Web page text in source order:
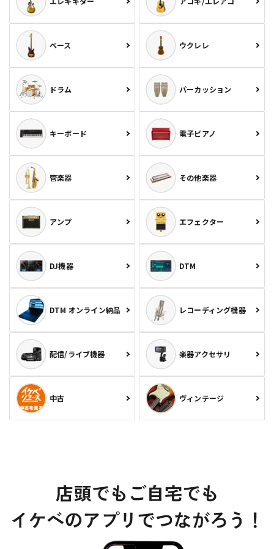
ベース ウクレレ
ドラム パーカッション
キーボード 電子ピアノ
管楽器 その他楽器
アンプ エフェクター
DJ機器 DTM
DTM オンライン納品 レコーディング機器
配信/ライブ機器 楽器アクセサリ
中古 ヴィンテージ